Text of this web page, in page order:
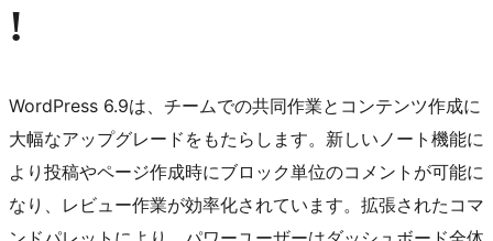
!
WordPress 6.9は、チームでの共同作業とコンテンツ作成に
大幅なアップグレードをもたらします。新しいノート機能に
より投稿やページ作成時にブロック単位のコメントが可能に
なり、レビュー作業が効率化されています。拡張されたコマ